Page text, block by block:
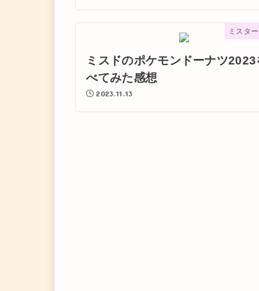
ミスタ
ミスドのポケモンドーナツ2023
べてみた感想
2023.11.13